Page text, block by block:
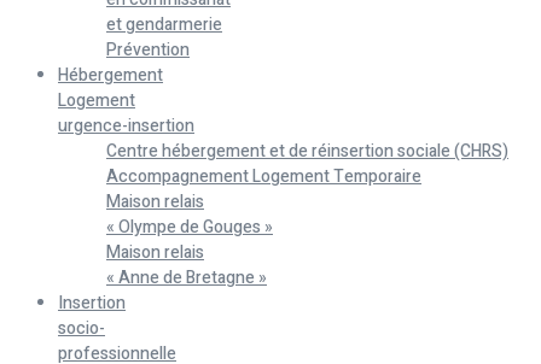
et gendarmerie
Prévention
Hébergement
Logement
urgence-insertion
Centre hébergement et de réinsertion sociale (CHRS)
Accompagnement Logement Temporaire
Maison relais
« Olympe de Gouges »
Maison relais
« Anne de Bretagne »
Insertion
socio-
professionnelle